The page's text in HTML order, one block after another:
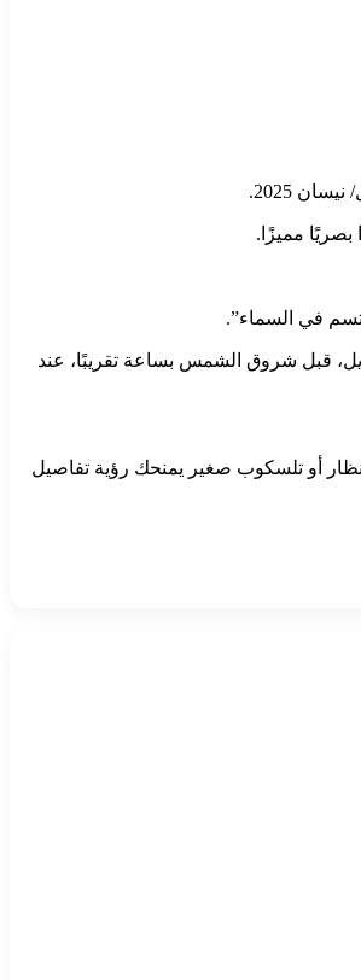
مميزًا.
في السماء”.
متاحًا في جميع أنحاء العالم بشرط توفر ظروف رؤية جيدة وصفاء في السماء. ويعتبر أفضل وقت لرصد هذا الاقتران هو صباح يوم الجمعة 25 أبريل، قبل شروق الشمس بساعة تقريبًا، عند
أو تلسكوب صغير يمنحك رؤية تفاصيل